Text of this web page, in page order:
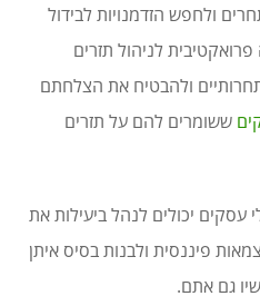
ולחפש הזדמנויות לבידול
לניהול תזרים
ולהבטיח את הצלחתם
ששומרים להם על תזרים
עסקים יכולים לנהל ביעילות את
פיננסית ולבנות בסיס איתן
גם אתם.